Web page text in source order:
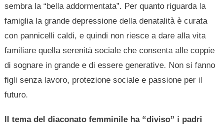
sembra la “bella addormentata”. Per quanto riguarda la
famiglia la grande depressione della denatalità è curata
con pannicelli caldi, e quindi non riesce a dare alla vita
familiare quella serenità sociale che consenta alle coppie
di sognare in grande e di essere generative. Non si fanno
figli senza lavoro, protezione sociale e passione per il
futuro.
Il tema del diaconato femminile ha “diviso” i padri